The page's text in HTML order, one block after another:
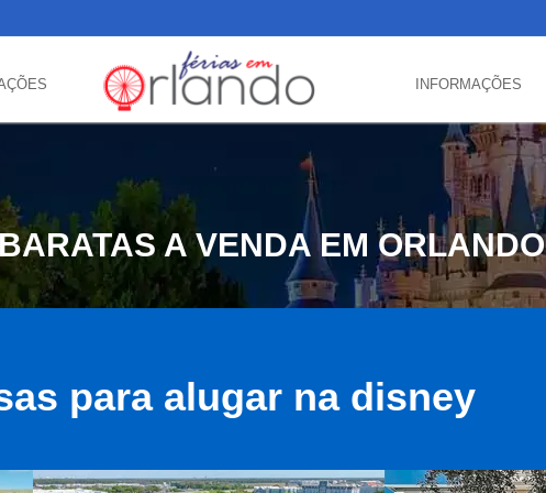
INFORMAÇÕES
A VENDA EM ORLANDO
para alugar na disney